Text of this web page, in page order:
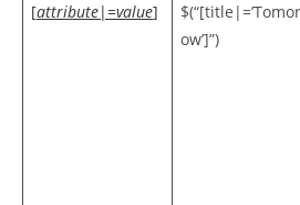
[attribute|=value]
ow’]”)